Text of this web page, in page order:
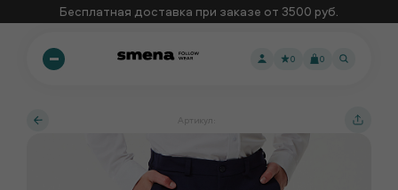
Бесплатная доставка при заказе от 3500 руб.
0
0
Артикул: